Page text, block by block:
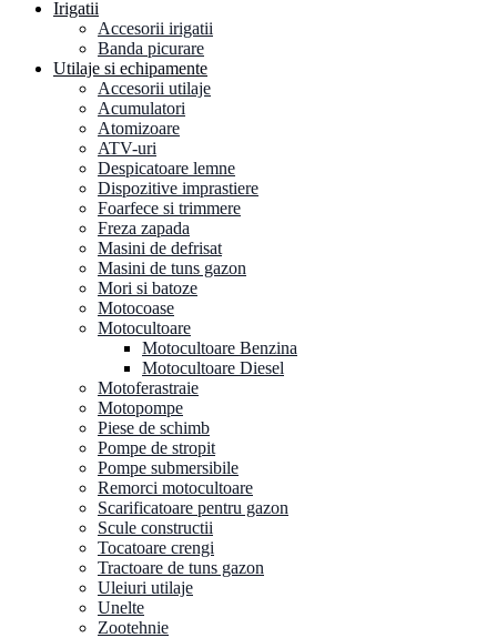
Irigatii
Accesorii irigatii
Banda picurare
Utilaje si echipamente
Accesorii utilaje
Acumulatori
Atomizoare
ATV-uri
Despicatoare lemne
Dispozitive imprastiere
Foarfece si trimmere
Freza zapada
Masini de defrisat
Masini de tuns gazon
Mori si batoze
Motocoase
Motocultoare
Motocultoare Benzina
Motocultoare Diesel
Motoferastraie
Motopompe
Piese de schimb
Pompe de stropit
Pompe submersibile
Remorci motocultoare
Scarificatoare pentru gazon
Scule constructii
Tocatoare crengi
Tractoare de tuns gazon
Uleiuri utilaje
Unelte
Zootehnie